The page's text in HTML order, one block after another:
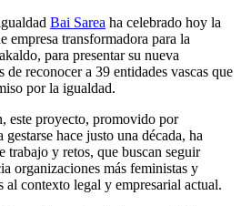
Bai Sarea ha celebrado hoy la
empresa transformadora para la
para presentar su nueva
de reconocer a 39 entidades vascas que
por la igualdad.
este proyecto, promovido por
hace justo una década, ha
trabajo y retos, que buscan seguir
organizaciones más feministas y
al contexto legal y empresarial actual.